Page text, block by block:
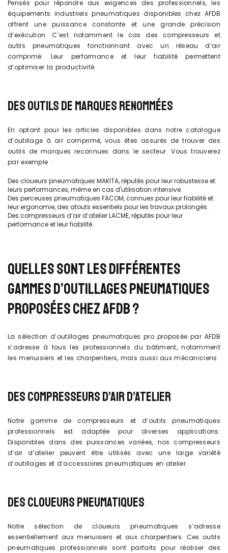
Pensés pour répondre aux exigences des professionnels, les
équipements industriels pneumatiques disponibles chez AFDB
offrent une puissance constante et une grande précision
d’exécution. C’est notamment le cas des compresseurs et
outils pneumatiques fonctionnant avec un réseau d’air
comprimé. Leur performance et leur fiabilité permettent
d’optimiser la productivité.
DES OUTILS DE MARQUES RENOMMÉES
En optant pour les articles disponibles dans notre catalogue
d’outillage à air comprimé, vous êtes assurés de trouver des
outils de marques reconnues dans le secteur. Vous trouverez
par exemple :
Des cloueurs pneumatiques MAKITA, réputés pour leur robustesse et
leurs performances, même en cas d'utilisation intensive.
Des perceuses pneumatiques FACOM, connues pour leur fiabilité et
leur ergonomie, des atouts essentiels pour les travaux prolongés.
Des compresseurs d’air d’atelier LACME, réputés pour leur
performance et leur fiabilité.
QUELLES SONT LES DIFFÉRENTES
GAMMES D’OUTILLAGES PNEUMATIQUES
PROPOSÉES CHEZ AFDB ?
La sélection d’outillages pneumatiques pro proposée par AFDB
s’adresse à tous les professionnels du bâtiment, notamment
les menuisiers et les charpentiers, mais aussi aux mécaniciens.
DES COMPRESSEURS D’AIR D’ATELIER
Notre gamme de compresseurs et d’outils pneumatiques
professionnels est adaptée pour diverses applications.
Disponibles dans des puissances variées, nos compresseurs
d’air d’atelier peuvent être utilisés avec une large variété
d’outillages et d’accessoires pneumatiques en atelier.
DES CLOUEURS PNEUMATIQUES
Notre sélection de cloueurs pneumatiques s’adresse
essentiellement aux menuisiers et aux charpentiers. Ces outils
pneumatiques professionnels sont parfaits pour réaliser des